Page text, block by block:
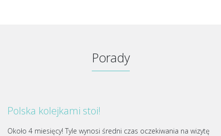
Porady
Polska kolejkami stoi!
Około 4 miesięcy! Tyle wynosi średni czas oczekiwania na wizytę